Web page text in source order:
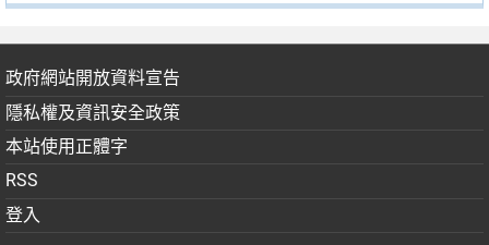
政府網站開放資料宣告
隱私權及資訊安全政策
本站使用正體字
RSS
登入